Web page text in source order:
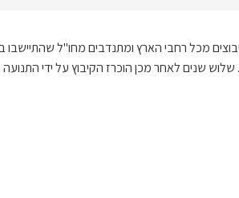
מכל רחבי הארץ ומתנדבים מחו"לשהתיישבו
שלוש שנים לאחר מכן הוכרז הקיבוץ על ידי התנועה